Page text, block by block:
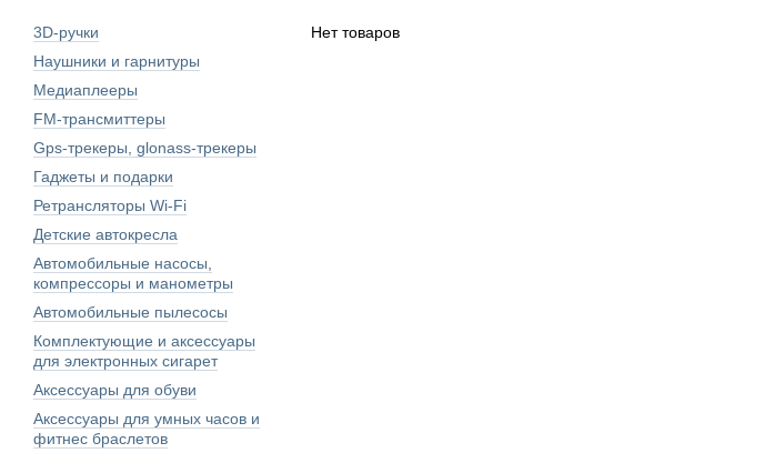
Нет товаров
3D-ручки
Наушники и гарнитуры
Медиаплееры
FM-трансмиттеры
Gps-трекеры, glonass-трекеры
Гаджеты и подарки
Ретрансляторы Wi-Fi
Детские автокресла
Автомобильные насосы,
компрессоры и манометры
Автомобильные пылесосы
Комплектующие и аксессуары
для электронных сигарет
Аксессуары для обуви
Аксессуары для умных часов и
фитнес браслетов